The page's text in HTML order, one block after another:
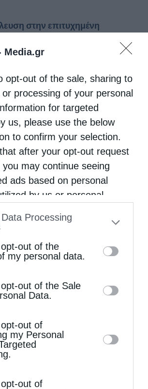
Media.gr
opt-out of the sale, sharing to
processing of your personal
for targeted
us, please use the below
to confirm your selection.
after your opt-out request
may continue seeing
ads based on personal
by us or personal
You may separately opt-out
third parties on the IAB’s list
participants. This
also be disclosed by us to
on theIAB’s List of
other third parties.
Processing
out of the
my personal data.
out of the Sale
Data.
out of
my Personal
out of
στην επιτυχημένη
προσδοκία, επιτυχία
χθες Δευτέρα 4
στο Δημοτικό Θέατρο
Συναυλία κατά της
διοργάνωσαν η Ιερά
και ο …